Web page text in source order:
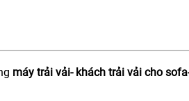
máy trải vải- khách trải vải cho